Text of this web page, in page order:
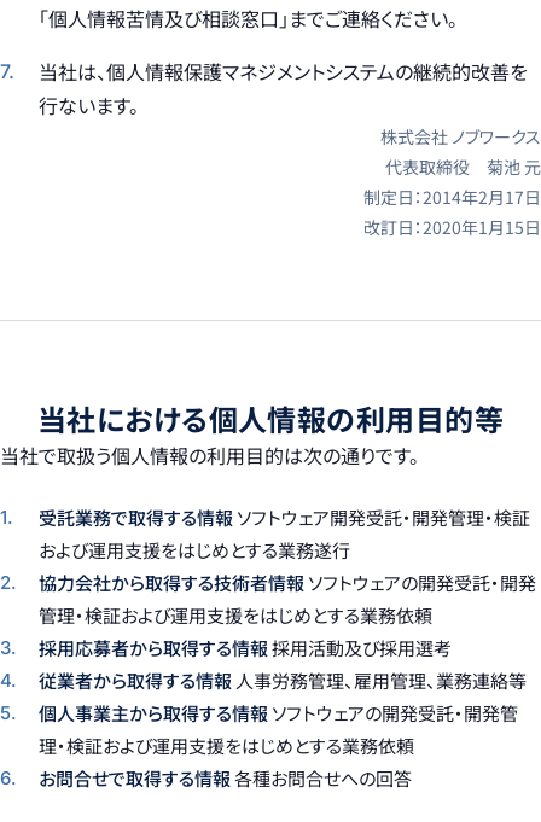
「個人情報苦情及び相談窓口」までご連絡ください。
当社は、個人情報保護マネジメントシステムの継続的改善を
行ないます。
株式会社 ノブワークス
代表取締役 菊池 元
制定日：2014年2月17日
改訂日：2020年1月15日
当社における個人情報の利用目的等
当社で取扱う個人情報の利用目的は次の通りです。
1. 受託業務で取得する情報 ソフトウェア開発受託・開発管理・検証
および運用支援をはじめとする業務遂行
2. 協力会社から取得する技術者情報 ソフトウェアの開発受託・開発
管理・検証および運用支援をはじめとする業務依頼
3. 採用応募者から取得する情報採用活動及び採用選考
4. 従業者から取得する情報 人事労務管理、雇用管理、業務連絡等
5. 個人事業主から取得する情報 ソフトウェアの開発受託・開発管
理・検証および運用支援をはじめとする業務依頼
6. お問合せで取得する情報各種お問合せへの回答